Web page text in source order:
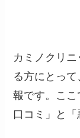
カミノクリ
る方にとっ
報です。こ
口コミ」と「